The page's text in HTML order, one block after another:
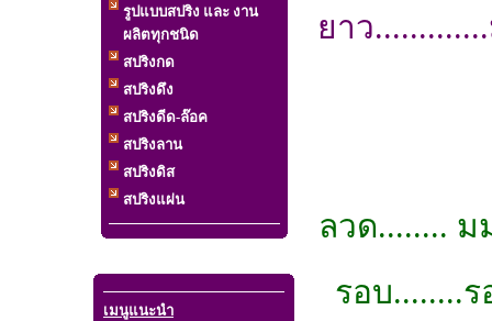
รูปแบบสปริง และ งาน
ผลิตทุกชนิด
สปริงกด
สปริงดึง
สปริงดีด-ล๊อค
สปริงลาน
สปริงดิส
สปริงแผ่น
เมนูแนะนำ
ยาว
ลวด........ ม
รอบ........